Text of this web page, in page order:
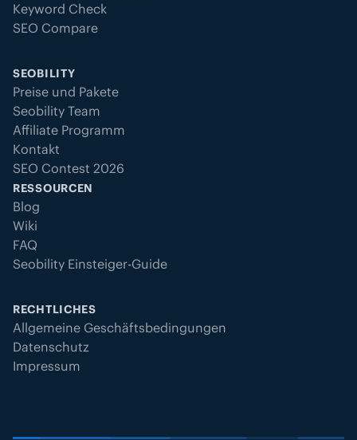
Keyword Check
SEO Compare
SEOBILITY
Preise und Pakete
Seobility Team
Affiliate Programm
Kontakt
SEO Contest 2026
RESSOURCEN
Blog
Wiki
FAQ
Seobility Einsteiger-Guide
RECHTLICHES
Allgemeine Geschäftsbedingungen
Datenschutz
Impressum